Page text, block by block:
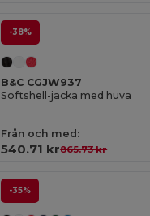
-38%
B&C CGJW937
Softshell-jacka med huva
Från och med:
540.71 kr865.73 kr
-35%